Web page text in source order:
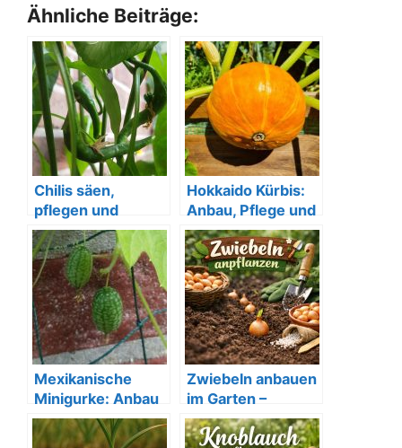
Ähnliche Beiträge:
Chilis säen,
pflegen und
ernten
Hokkaido Kürbis:
Anbau, Pflege und
Verwendung im
Bio-Garten
Mexikanische
Minigurke: Anbau
& Tipps für deinen
Bio-Garten
Zwiebeln anbauen
im Garten –
Anleitung für eine
erfolgreiche Ernte